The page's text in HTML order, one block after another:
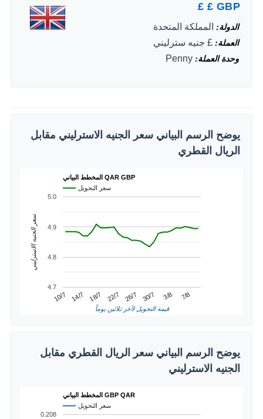
GBP
£
£
الدولة المملكة المتحدة
العملة £ جنيه سترليني
وحدة العملة Penny
يوضح الرسم البياني سعر الجنيه الاسترليني مقابل
الريال القطري
المخطط البياني QAR GBP
سعر التحويل
10/7 14/7 18/7 22/7 26/7 30/7 3/8 7/8
4.7
4.8
4.9
5.0
قيمة التحويل لآخر ثلاثين يوماً
سعر الجنيه الاسترليني
يوضح الرسم البياني سعر الريال القطري مقابل
الجنيه الاسترليني
المخطط البياني GBP QAR
سعر التحويل
0.208